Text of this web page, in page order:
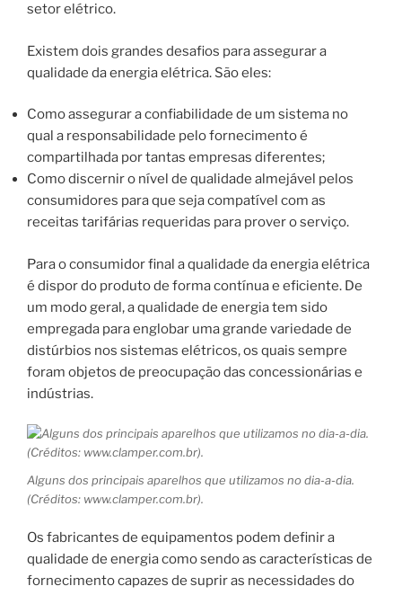
setor elétrico.
Existem dois grandes desafios para assegurar a
qualidade da energia elétrica. São eles:
Como assegurar a confiabilidade de um sistema no
qual a responsabilidade pelo fornecimento é
compartilhada por tantas empresas diferentes;
Como discernir o nível de qualidade almejável pelos
consumidores para que seja compatível com as
receitas tarifárias requeridas para prover o serviço.
Para o consumidor final a qualidade da energia elétrica
é dispor do produto de forma contínua e eficiente. De
um modo geral, a qualidade de energia tem sido
empregada para englobar uma grande variedade de
distúrbios nos sistemas elétricos, os quais sempre
foram objetos de preocupação das concessionárias e
indústrias.
Alguns dos principais aparelhos que utilizamos no dia-a-dia.
(Créditos: www.clamper.com.br).
Os fabricantes de equipamentos podem definir a
qualidade de energia como sendo as características de
fornecimento capazes de suprir as necessidades do